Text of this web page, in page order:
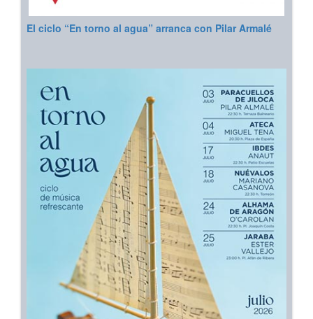
El ciclo “En torno al agua” arranca con Pilar Armalé